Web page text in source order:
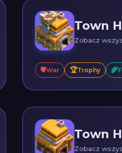
Town
Zobacz
🛡️War 🏆Trophy 🌾
Town
Zobacz